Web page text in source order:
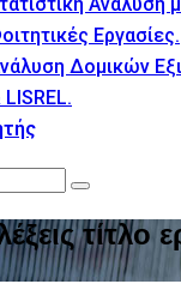
Εργασίες.
Δομικών
LISREL.
τίτλο